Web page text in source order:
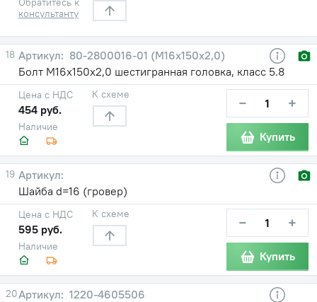
консультанту
18
80-2800016-01 (М16х150х2,0)
Болт М16х150х2,0 шестигранная головка, класс 5.8
Наличие
Цена с НДС
454 руб.
К схеме − +
Купить
19
Шайба d=16 (гровер)
Наличие
Цена с НДС
595 руб.
К схеме − +
Купить
20
1220-4605506